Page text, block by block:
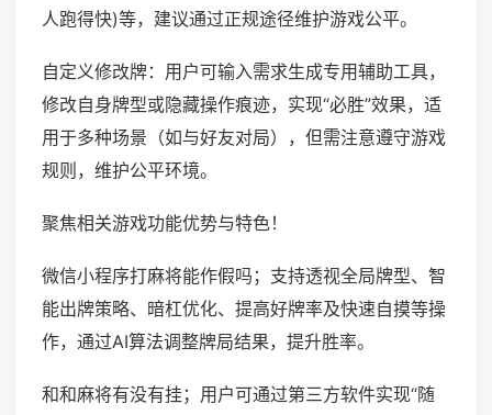
人跑得快)等，建议通过正规途径维护游戏公平。
自定义修改牌：用户可输入需求生成专用辅助工具，
修改自身牌型或隐藏操作痕迹，实现“必胜”效果，适
用于多种场景（如与好友对局），但需注意遵守游戏
规则，维护公平环境。
聚焦相关游戏功能优势与特色！
微信小程序打麻将能作假吗；支持透视全局牌型、智
能出牌策略、暗杠优化、提高好牌率及快速自摸等操
作，通过AI算法调整牌局结果，提升胜率。
和和麻将有没有挂；用户可通过第三方软件实现“随